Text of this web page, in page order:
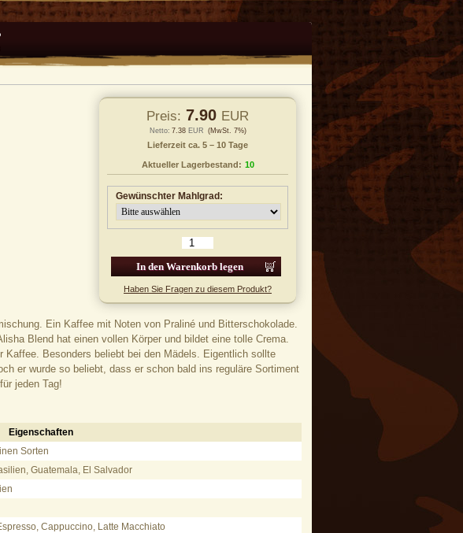
Preis: 7.90 EUR
Netto: 7.38 EUR (MwSt. 7%)
Lieferzeit ca. 5 – 10 Tage
Aktueller Lagerbestand: 10
Gewünschter Mahlgrad:
In den Warenkorb legen
Haben Sie Fragen zu diesem Produkt?
Ein Kaffee mit Noten von Praliné und Bitterschokolade.
Blend hat einen vollen Körper und bildet eine tolle Crema.
Kaffee. Besonders beliebt bei den Mädels. Eigentlich sollte
er wurde so beliebt, dass er schon bald ins reguläre Sortiment
jeden Tag!
Eigenschaften
Sorten
Guatemala, El Salvador
Cappuccino, Latte Macchiato